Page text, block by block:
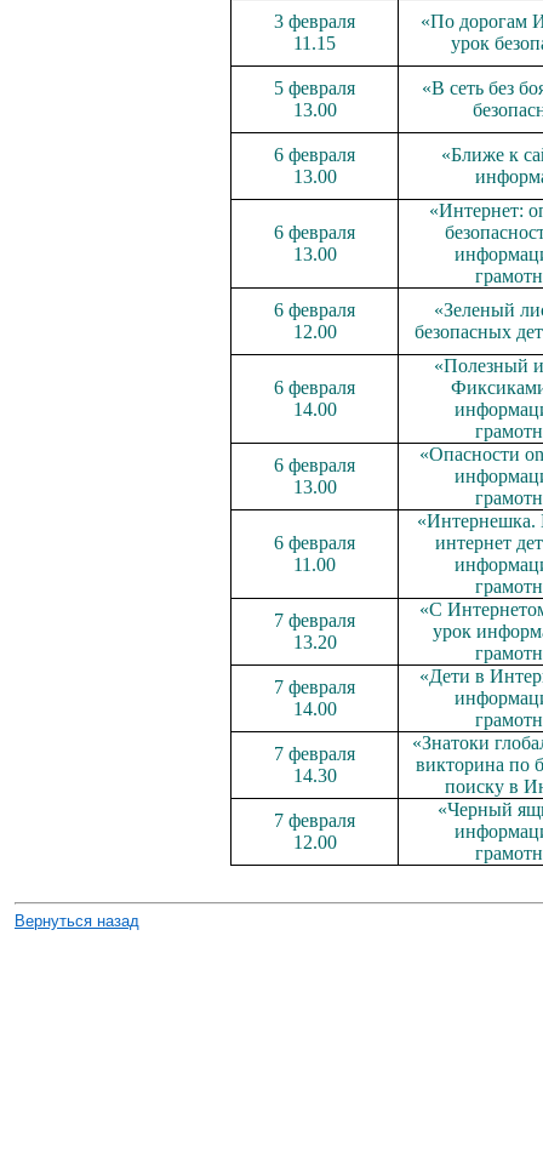
3 февраля
11.15
«По дорогам
урок
5 февраля
13.00
«В сеть без
6 февраля
13.00
«Ближе к
6 февраля
13.00
«Интернет:
6 февраля
12.00
«Зеленый
безопасных
6 февраля
14.00
«Полезный
6 февраля
13.00
«Опасности
6 февраля
11.00
«Интернешка.
интернет
7 февраля
13.20
«С
урок
7 февраля
14.00
«Дети в
7 февраля
14.30
«Знатоки
викторина по
поиску в
7 февраля
12.00
«Черный
Вернуться назад